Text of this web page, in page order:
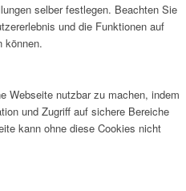
selber festlegen. Beachten Sie
und die Funktionen auf
können.
Webseite nutzbar zu machen, indem
und Zugriff auf sichere Bereiche
kann ohne diese Cookies nicht